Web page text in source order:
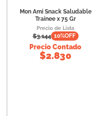
Mon Ami Snack Saludable
Trainee x 75 Gr
Precio de Lista
$3.144 10%OFF
Precio Contado
$2.830